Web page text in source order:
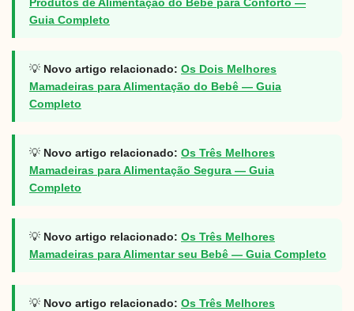
Produtos de Alimentação do Bebê para Conforto —
Guia Completo
💡 Novo artigo relacionado: Os Dois Melhores
Mamadeiras para Alimentação do Bebê — Guia
Completo
💡 Novo artigo relacionado: Os Três Melhores
Mamadeiras para Alimentação Segura — Guia
Completo
💡 Novo artigo relacionado: Os Três Melhores
Mamadeiras para Alimentar seu Bebê — Guia Completo
💡 Novo artigo relacionado: Os Três Melhores